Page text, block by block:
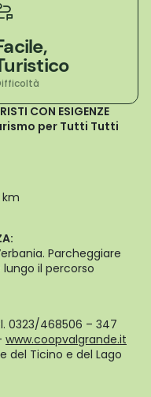
CON ESIGENZE
per Tutti Tutti
km
Parcheggiare
il percorso
0323/468506 – 347
www.coopvalgrande.it
del Ticino e del Lago